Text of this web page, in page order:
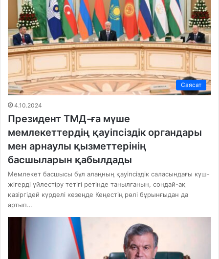
Саясат
4.10.2024
Президент ТМД-ға мүше
мемлекеттердің қауіпсіздік органдары
мен арнаулы қызметтерінің
басшыларын қабылдады
Мемлекет басшысы бұл алаңның қауіпсіздік саласындағы күш-
жігерді үйлестіру тетігі ретінде танылғанын, сондай-ақ
қазіргідей күрделі кезеңде Кеңестің рөлі бұрынғыдан да
артып…